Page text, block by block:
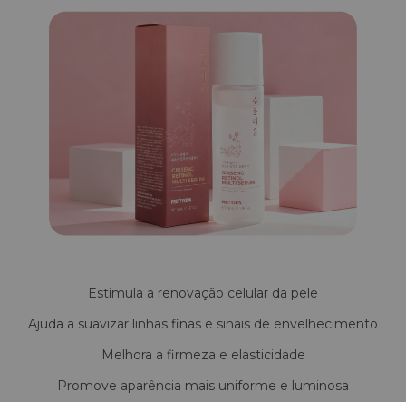
Estimula a renovação celular da pele
Ajuda a suavizar linhas finas e sinais de envelhecimento
Melhora a firmeza e elasticidade
Promove aparência mais uniforme e luminosa